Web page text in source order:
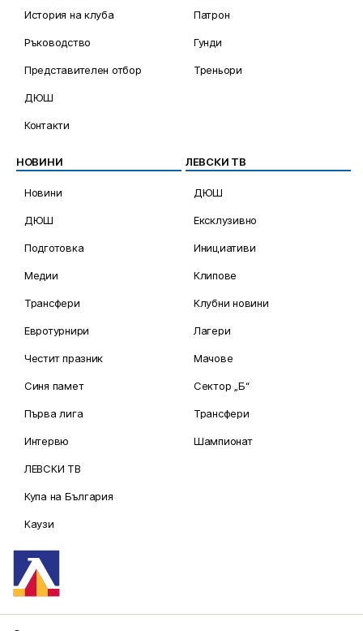
История на клуба
Ръководство
Представителен отбор
ДЮШ
Контакти
Патрон
Гунди
Треньори
НОВИНИ
Новини
ДЮШ
Подготовка
Медии
Трансфери
Евротурнири
Честит празник
Синя памет
Първа лига
Интервю
ЛЕВСКИ ТВ
Купа на България
Каузи
ЛЕВСКИ ТВ
ДЮШ
Ексклузивно
Инициативи
Клипове
Клубни новини
Лагери
Мачове
Сектор „Б“
Трансфери
Шампионат